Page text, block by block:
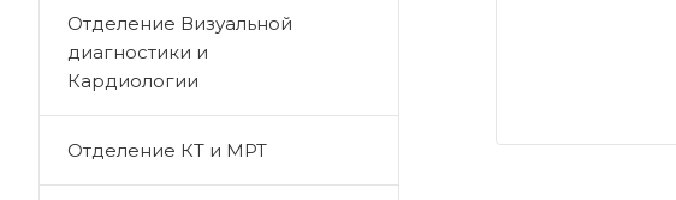
Отделение Визуальной
диагностики и
Кардиологии
Отделение КТ и МРТ